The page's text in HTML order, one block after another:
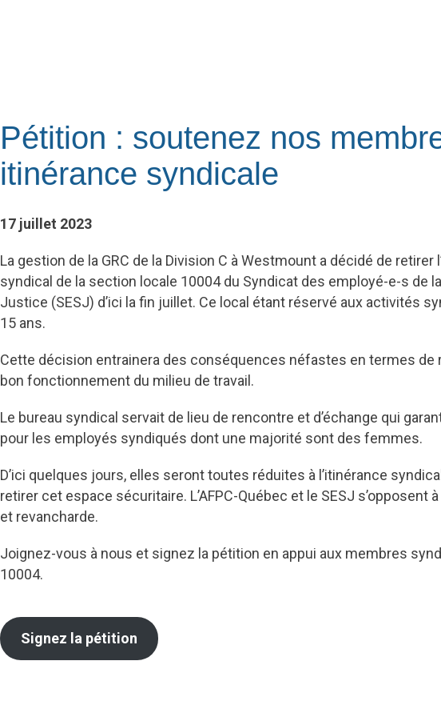
Pétition : soutenez nos
itinérance syndicale
17 juillet 2023
La gestion de la GRC de la Division C à Westmount a décidé de retirer
syndical de la section locale 10004 du Syndicat des employé-e-s de
Justice (SESJ) d’ici la fin juillet. Ce local étant réservé aux activités
15 ans.
Cette décision entrainera des conséquences néfastes en termes de
bon fonctionnement du milieu de travail.
Le bureau syndical servait de lieu de rencontre et d’échange qui
pour les employés syndiqués dont une majorité sont des femmes.
D’ici quelques jours, elles seront toutes réduites à l’itinérance
retirer cet espace sécuritaire. L’AFPC-Québec et le SESJ s’opposent
et revancharde.
Joignez-vous à nous et signez la pétition en appui aux membres
10004.
Signez la pétition